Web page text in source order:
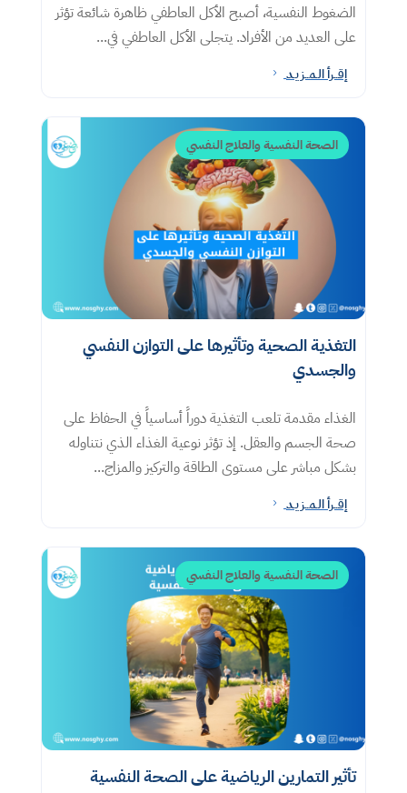
الضغوط النفسية، أصبح الأكل العاطفي ظاهرة شائعة تؤثر
على العديد من الأفراد. يتجلى الأكل العاطفي في...
إقــرأ الـمــزيـد 5
الصحة النفسية والعلاج النفسي
التغذية الصحية وتأثيرها على التوازن النفسي
والجسدي
الغذاء مقدمة تلعب التغذية دوراً أساسياً في الحفاظ على
صحة الجسم والعقل. إذ تؤثر نوعية الغذاء الذي نتناوله
بشكل مباشر على مستوى الطاقة والتركيز والمزاج...
إقــرأ الـمــزيـد 5
الصحة النفسية والعلاج النفسي
تأثير التمارين الرياضية على الصحة النفسية